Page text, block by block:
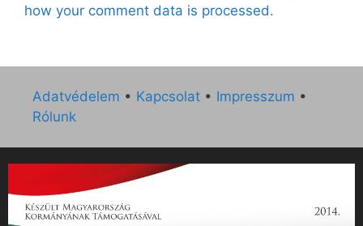
how your comment data is processed.
Adatvédelem • Kapcsolat • Impresszum •
Rólunk